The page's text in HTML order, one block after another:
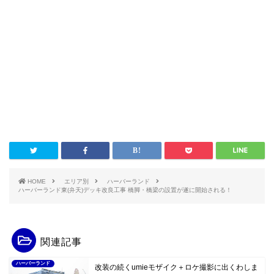
HOME エリア別
ハーバーランド
ハーバーランド東(弁天)デッキ改良工事 橋脚・橋梁の設置が遂に開始される！
関連記事
ハーバーランド
改装の続くumieモザイク＋ロケ撮影に出くわしま